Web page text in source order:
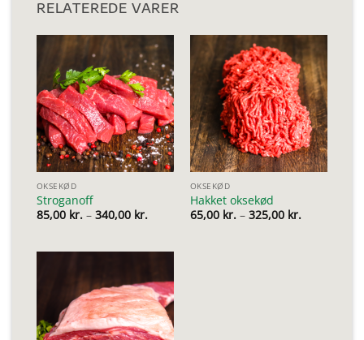
RELATEREDE VARER
OKSEKØD
Stroganoff
85,00 kr. – 340,00 kr.Prisinterval:
OKSEKØD
Hakket oksekød
65,00 kr. – 325,00 kr.